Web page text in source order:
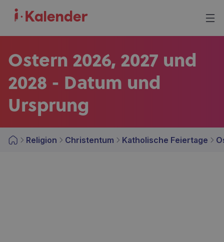
Ostern 2026, 2027 und
2028 - Datum und
Ursprung
Religion Christentum Katholische Feiertage